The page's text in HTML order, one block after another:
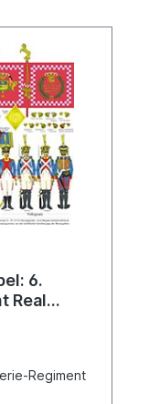
6.
Real
Regiment